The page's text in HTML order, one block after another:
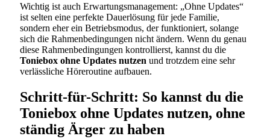
Wichtig ist auch Erwartungsmanagement: „Ohne Updates“
ist selten eine perfekte Dauerlösung für jede Familie,
sondern eher ein Betriebsmodus, der funktioniert, solange
sich die Rahmenbedingungen nicht ändern. Wenn du genau
diese Rahmenbedingungen kontrollierst, kannst du die
Toniebox ohne Updates nutzen und trotzdem eine sehr
verlässliche Höreroutine aufbauen.
Schritt-für-Schritt: So kannst du die
Toniebox ohne Updates nutzen, ohne
ständig Ärger zu haben